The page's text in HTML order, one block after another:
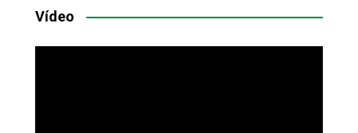
Vídeo